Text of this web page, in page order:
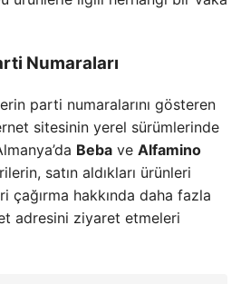
Numaraları
parti numaralarını gösteren
sitesinin yerel sürümlerinde
Beba ve Alfamino
satın aldıkları ürünleri
çağırma hakkında daha fazla
adresini ziyaret etmeleri